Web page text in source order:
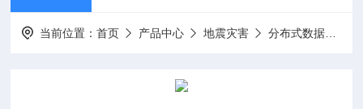
当前位置：首页 产品中心 地震灾害 分布式数据采集节点